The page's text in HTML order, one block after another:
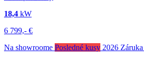
18,4 kW
6 799,- €
Na showroome Posledné kusy 2026